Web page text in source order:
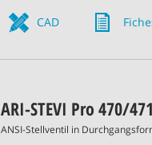
CAD
ARI-STEVI Pro 470/
ANSI-Stellventil in